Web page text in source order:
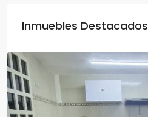
Inmuebles Destacados